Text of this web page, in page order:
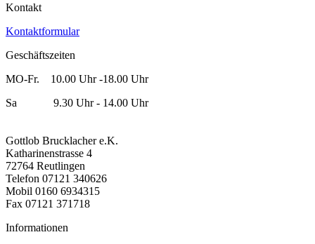
Kontakt
Kontaktformular
Geschäftszeiten
MO-Fr. 10.00 Uhr -18.00 Uhr
Sa 9.30 Uhr - 14.00 Uhr
Gottlob Brucklacher e.K.
Katharinenstrasse 4
72764 Reutlingen
Telefon 07121 340626
Mobil 0160 6934315
Fax 07121 371718
Informationen